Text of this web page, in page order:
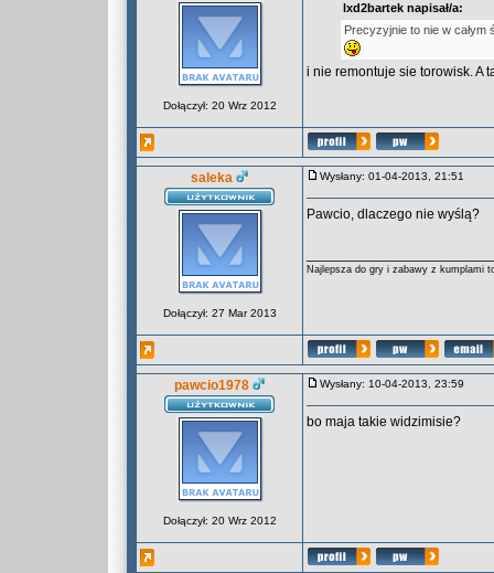
Dołączył: 20 Wrz 2012
lxd2bartek napisał/a:
Precyzyjnie to nie w
i nie remontuje sie torowisk. A
saleka
Dołączył: 27 Mar 2013
Wysłany: 01-04-2013, 21:51
Pawcio, dlaczego nie wyślą?
Najlepsza do gry i zabawy z kumplami
pawcio1978
Dołączył: 20 Wrz 2012
Wysłany: 10-04-2013, 23:59
bo maja takie widzimisie?